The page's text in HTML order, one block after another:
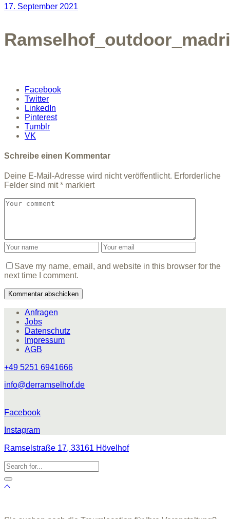
17. September 2021
Facebook
Twitter
LinkedIn
Pinterest
Tumblr
VK
Schreibe einen Kommentar
Deine E-Mail-Adresse wird nicht veröffentlicht. Erforderliche
Felder sind mit* markiert
Save my name, email, and website in this browser for the
next time I comment.
Anfragen
Jobs
Datenschutz
Impressum
AGB
+49 5251 6941666
info@derramselhof.de
Facebook
Instagram
Ramselstraße 17, 33161 Hövelhof